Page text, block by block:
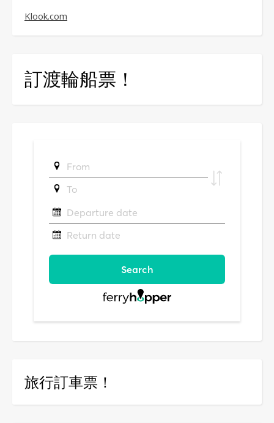
Klook.com
訂渡輪船票！
旅行訂車票！